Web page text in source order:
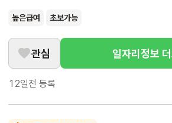
높은급여 초보가능
관심 일자리정보
12일전 등록